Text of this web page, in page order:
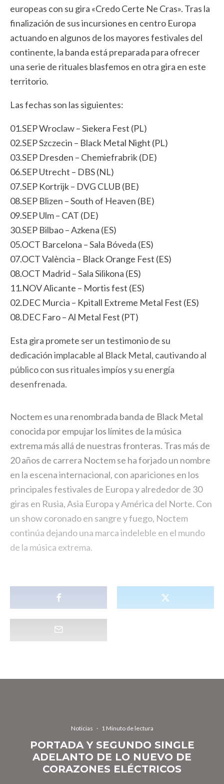
europeas con su gira «Credo Certe Ne Cras». Tras la
finalización de sus incursiones en centro Europa
actuando en algunos de los mayores festivales del
continente, la banda está preparada para ofrecer
una serie de rituales blasfemos en otra gira en este
territorio.
Las fechas son las siguientes:
01.SEP Wroclaw – Siekera Fest (PL)
02.SEP Szczecin – Black Metal Night (PL)
03.SEP Dresden – Chemiefrabrik (DE)
06.SEP Utrecht – DBS (NL)
07.SEP Kortrijk – DVG CLUB (BE)
08.SEP Blizen – South of Heaven (BE)
09.SEP Ulm – CAT (DE)
30.SEP Bilbao – Azkena (ES)
05.OCT Barcelona – Sala Bóveda (ES)
07.OCT València – Black Orange Fest (ES)
08.OCT Madrid – Sala Silikona (ES)
11.NOV Alicante – Mortis fest (ES)
02.DEC Murcia – Kpitall Extreme Metal Fest (ES)
08.DEC Faro – Al Metal Fest (PT)
Esta gira promete ser un testimonio de su
dedicación implacable al Black Metal, cautivando al
público con sus rituales impíos y su energía
desenfrenada.
Noctem es una renombrada banda de Black Metal
conocida por empujar los límites de la música
extrema más allá de nuestras fronteras. Tras más de
20 años de carrera Noctem se ha forjado un nombre
en la escena internacional, con apariciones en los
principales festivales de Europa y alrededor de 30
giras en Rusia, Asia Europa y América del Norte. Con
un show coronado en sangre y fuego, Noctem
continúa dejando una marca indeleble en el mundo
de la música extrema.
Noticias · 1 Minuto de lectura
PORTADA Y SEGUNDO SINGLE
ADELANTO DE LO NUEVO DE
CORAZONES ELÉCTRICOS